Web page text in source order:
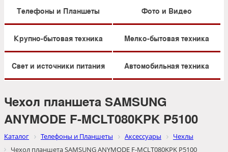
Телефоны и Планшеты Фото и Видео
Крупно-бытовая техника Мелко-бытовая техника
Свет и источники питания Автомобильная техника
Чехол планшета SAMSUNG
ANYMODE F-MCLT080KPK P5100
Каталог Телефоны и Планшеты Аксессуары
Чехлы
Чехол планшета SAMSUNG ANYMODE F-MCLT080KPK P5100